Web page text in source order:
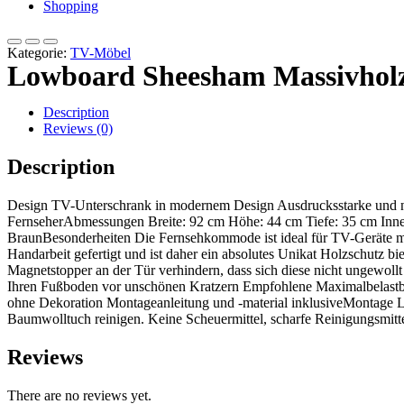
Shopping
Kategorie: TV-Möbel
Lowboard Sheesham
Description
Reviews (0)
Description
Design TV-Unterschrank in modernem Design Ausdrucksstarke
FernseherAbmessungen Breite: 92 cm Höhe: 44 cm Tiefe: 35 cm
BraunBesonderheiten Die Fernsehkommode ist ideal für TV-Geräte
Handarbeit gefertigt und ist daher ein absolutes Unikat Holzschutz
Magnetstopper an der Tür verhindern, dass sich diese nicht
Ihren Fußboden vor unschönen Kratzern Empfohlene
ohne Dekoration Montageanleitung und -material inklusiveMontage
Baumwolltuch reinigen. Keine Scheuermittel, scharfe
Reviews
There are no reviews yet.